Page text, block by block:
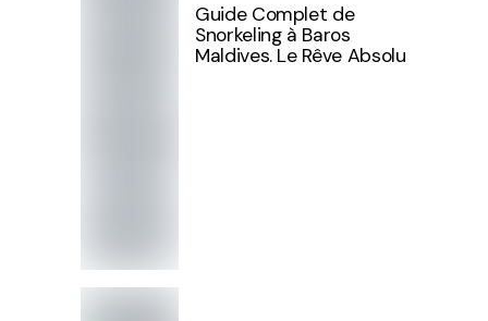
Guide Complet de
Snorkeling à Baros
Maldives. Le Rêve Absolu